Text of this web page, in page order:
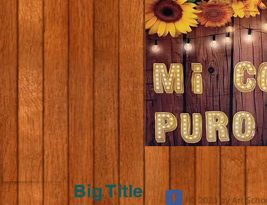
© 2023 by Art
Big Title